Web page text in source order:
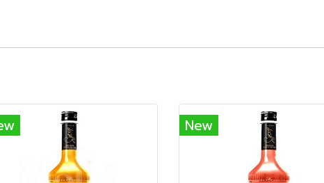
New